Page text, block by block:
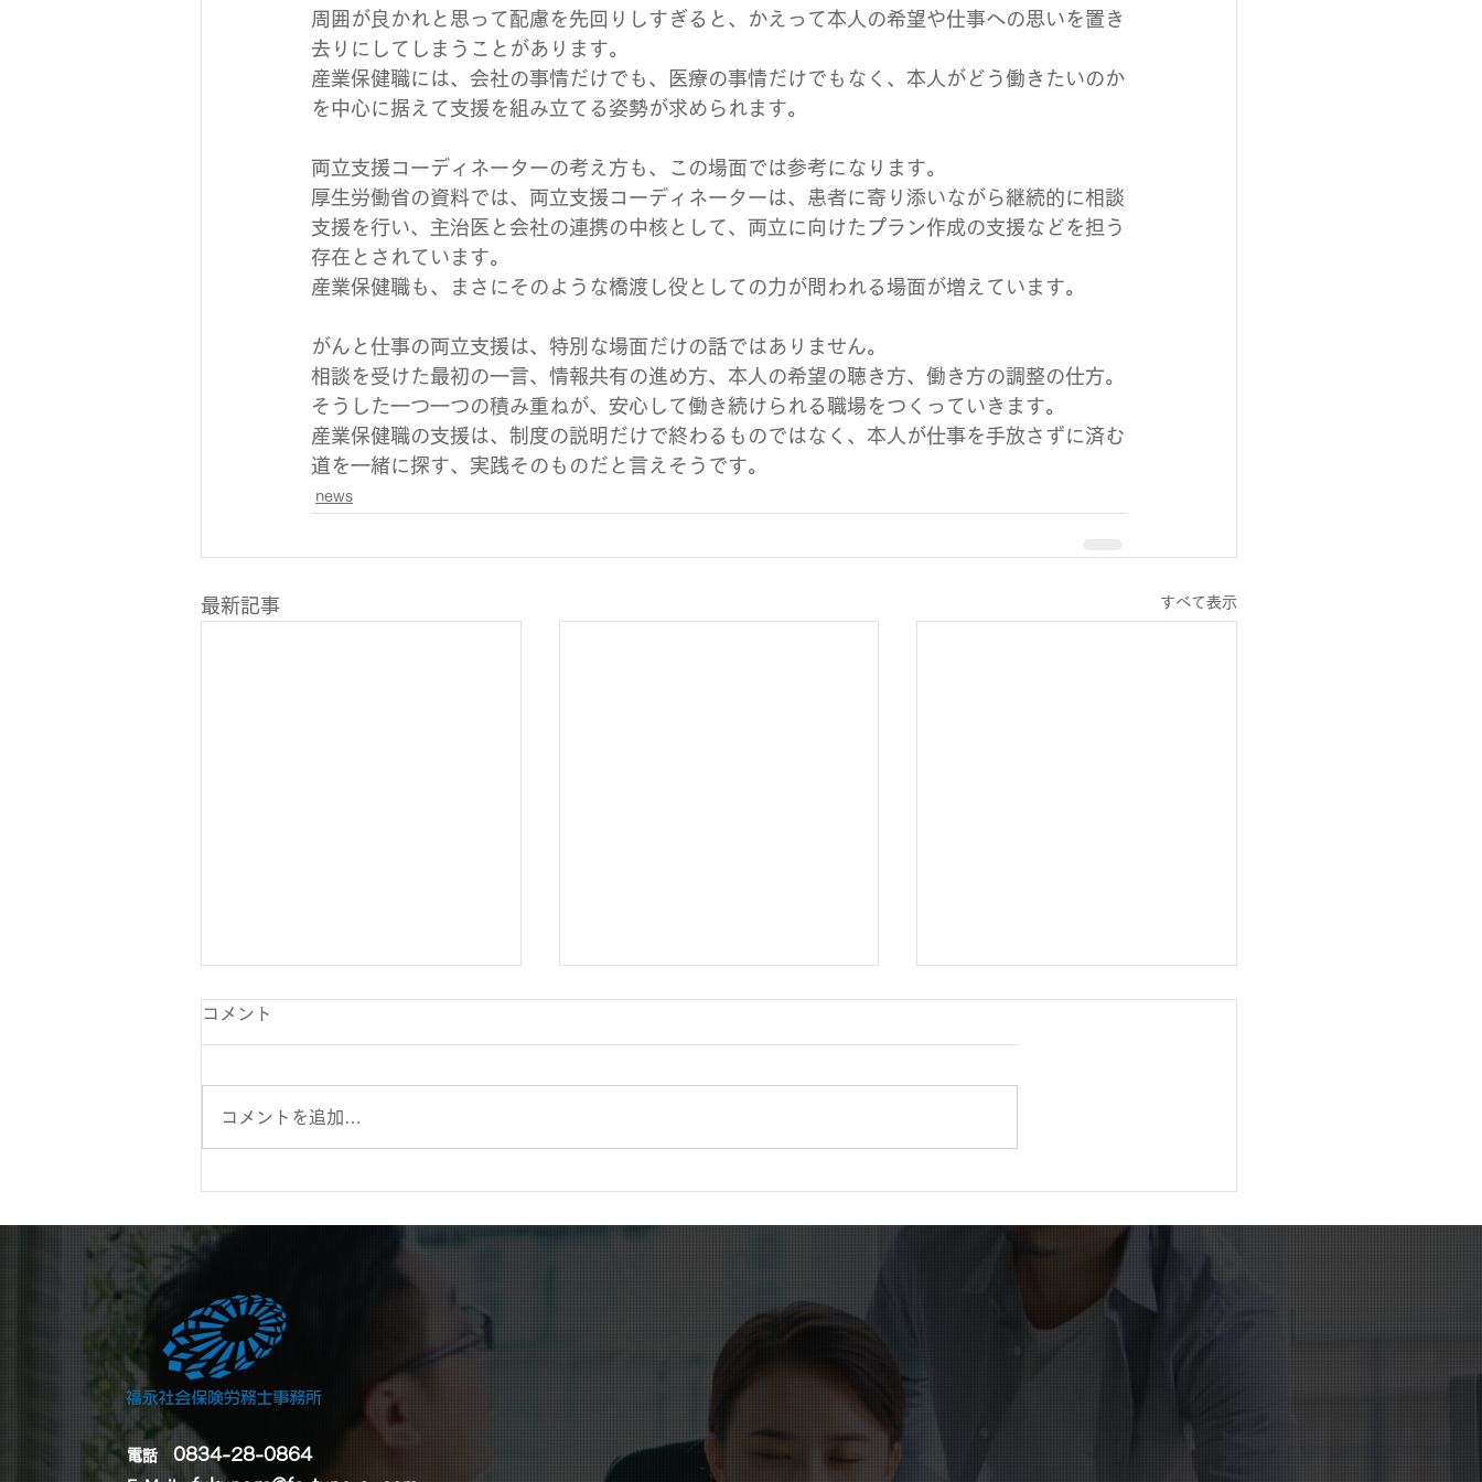
周囲が良かれと思って配慮を先回りしすぎると、かえって本人の希望や仕事への思いを置き
去りにしてしまうことがあります。
産業保健職には、会社の事情だけでも、医療の事情だけでもなく、本人がどう働きたいのか
を中心に据えて支援を組み立てる姿勢が求められます。
両立支援コーディネーターの考え方も、この場面では参考になります。
厚生労働省の資料では、両立支援コーディネーターは、患者に寄り添いながら継続的に相談
支援を行い、主治医と会社の連携の中核として、両立に向けたプラン作成の支援などを担う
存在とされています。
産業保健職も、まさにそのような橋渡し役としての力が問われる場面が増えています。
がんと仕事の両立支援は、特別な場面だけの話ではありません。
相談を受けた最初の一言、情報共有の進め方、本人の希望の聴き方、働き方の調整の仕方。
そうした一つ一つの積み重ねが、安心して働き続けられる職場をつくっていきます。
産業保健職の支援は、制度の説明だけで終わるものではなく、本人が仕事を手放さずに済む
道を一緒に探す、実践そのものだと言えそうです。
news
最新記事 すべて表示
令和8年度の最低賃金改定に
向けた新たな方針と今後の注
社会福祉施設の退職手当制度
を見直しへ。持続可能な制度
在留外国人が初めて400万人
を突破。日本社会は新たな時
コメント
コメントを追加…
電話 0834-28-0864